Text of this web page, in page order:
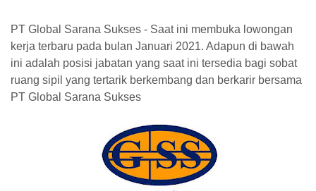
PT Global Sarana Sukses - Saat ini membuka lowongan
kerja terbaru pada bulan Januari 2021. Adapun di bawah
ini adalah posisi jabatan yang saat ini tersedia bagi sobat
ruang sipil yang tertarik berkembang dan berkarir bersama
PT Global Sarana Sukses